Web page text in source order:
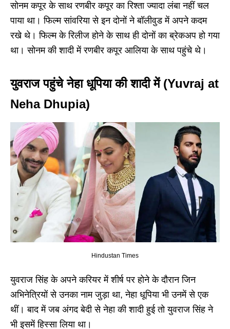
सोनम कपूर के साथ रणबीर कपूर का रिश्ता ज्यादा लंबा नहीं चल
पाया था। फिल्म सांवरिया से इन दोनों ने बॉलीवुड में अपने कदम
रखे थे। फिल्म के रिलीज होने के साथ ही दोनों का ब्रेकअप हो गया
था। सोनम की शादी में रणबीर कपूर आलिया के साथ पहुंचे थे।
युवराज पहुंचे नेहा धूपिया की शादी में (Yuvraj at
Neha Dhupia)
Hindustan Times
युवराज सिंह के अपने करियर में शीर्ष पर होने के दौरान जिन
अभिनेत्रियों से उनका नाम जुड़ा था, नेहा धूपिया भी उनमें से एक
थीं। बाद में जब अंगद बेदी से नेहा की शादी हुई तो युवराज सिंह ने
भी इसमें हिस्सा लिया था।